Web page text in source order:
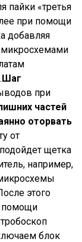
пайки «третья
при помощи
добавляя
микросхемами
Шаг
при
частей
оторвать
от
щетка
например,
этого
помощи
блок